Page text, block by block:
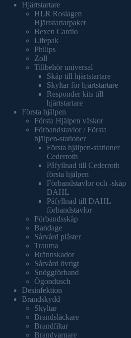
Hjärtstartare
HLR Roslagen
Hjärtstartarpaket
Bexen Cardio
Lifepak
Philips
Zoll
Tillbehör universal
Skåp till hjärtstartare
Skyltar för hjärtstartare
Responder kits till
hjärtstartare
Första hjälpen
Första Hjälpen väskor
Förbandstavlor / Första
hjälpen-stationer
Första hjälpen-stationer
Cederroth
Påfyllnad till Cederroth
första hjälpen
Förbandstavlor och -skåp
DAHL
Påfyllnad till DAHL
förbandstavlor
Förbandsskåp
Bandage
Sårvård plåster
Trauma
Brännskador
Sårvård övrigt
Snöggförband
Ögondusch
Desinfektion
Brandskydd
Skyltar
Brandsläckare
Brandfiltar
Brandvarnare